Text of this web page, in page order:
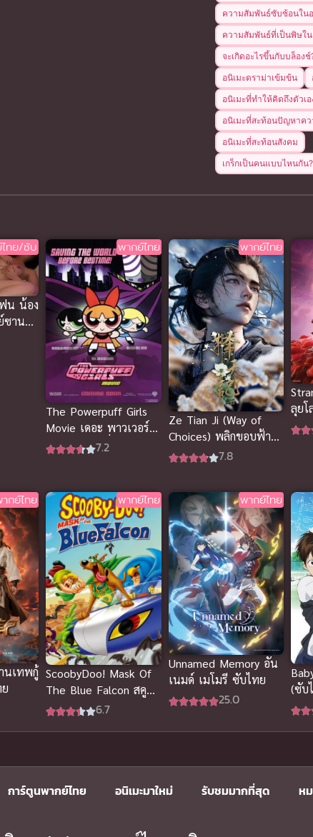
ความสัมพันธ์ซับซ้อนใน
ความสัมพันธ์ที่เป็นพิษใน
จะเกิดอะไรขึ้นกับบล็องช์
อนิเมะดราม่าเข้มข้น
อนิเมะที่ทำให้คิดถึงตัวเอ
อนิเมะที่สะท้อนปัญหาคว
อนิเมะที่สะท้อนสังคม
เกร็กเป็นคนแบบไหนกัน?
ทย/ซับ
น น้อง
านต้า
ญ่
พากย์ไทย
The Powerpuff Girls
Movie เดอะ พาวเวอร์
พัฟเกิร์ล มูฟวี่ พากย์ไทย
7.2
พากย์ไทย
Ze Tian Ji (Way of
Choices) พลิกขอบฟ้า
ท้าลิขิตสวรรค์ (ซับไทย)
7.8
ลุย
ฟรีอ
กย์ไทย
นเทพกู้
พากย์ไทย
ScoobyDoo! Mask Of
The Blue Falcon สคูบี้ดู
กับยอดมนุษย์ พากย์ไทย
6.7
พากย์ไทย
Unnamed Memory อัน
เนมด์ เมโมรี ซับไทย
25.0
(ซับ
การ์ตูนพากย์ไทย อนิเมะมาใหม่ รับชมมากที่สุด ห